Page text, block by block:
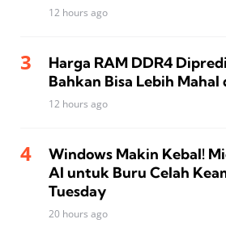
12 hours ago
Harga RAM DDR4
Bahkan Bisa Lebih Mahal
12 hours ago
Windows Makin Kebal!
AI untuk Buru Celah
Tuesday
20 hours ago